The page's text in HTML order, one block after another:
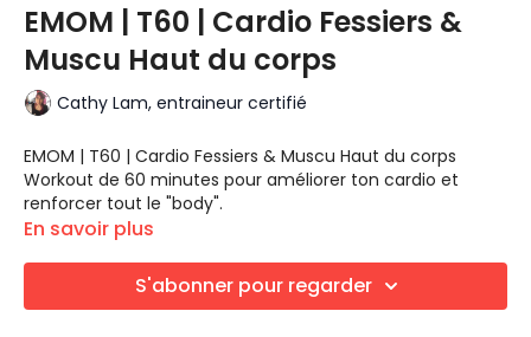
EMOM | T60 | Cardio Fessiers &
Muscu Haut du corps
Cathy Lam, entraineur certifié
EMOM | T60 | Cardio Fessiers & Muscu Haut du corps
Workout de 60 minutes pour améliorer ton cardio et
renforcer tout le "body".
LES EXERCICES
Ski Ski Squat plié
Fentes bulgares et jump (ballon)
En savoir plus
S'abonner pour regarder